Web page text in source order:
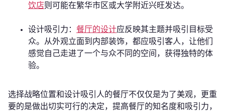
饮店则可能在繁华市区或大学附近兴旺发达。
设计吸引力： 餐厅的设计应反映其主题并吸引目标受
众。从外观立面到内部装饰，都应吸引客人，让他们
感觉自己走进了一个与众不同的空间，获得独特的体
验。
选择战略位置和设计吸引人的餐厅不仅仅是为了美观，更重
要的是做出切实可行的决定，提高餐厅的知名度和吸引力，